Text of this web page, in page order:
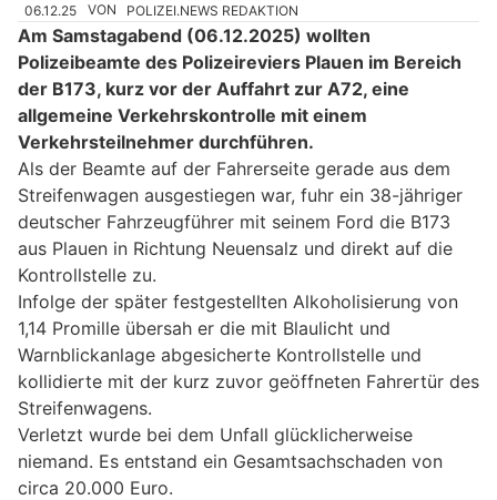
06.12.25 VON POLIZEI.NEWS REDAKTION
Am Samstagabend (06.12.2025) wollten
Polizeibeamte des Polizeireviers Plauen im Bereich
der B173, kurz vor der Auffahrt zur A72, eine
allgemeine Verkehrskontrolle mit einem
Verkehrsteilnehmer durchführen.
Als der Beamte auf der Fahrerseite gerade aus dem
Streifenwagen ausgestiegen war, fuhr ein 38-jähriger
deutscher Fahrzeugführer mit seinem Ford die B173
aus Plauen in Richtung Neuensalz und direkt auf die
Kontrollstelle zu.
Infolge der später festgestellten Alkoholisierung von
1,14 Promille übersah er die mit Blaulicht und
Warnblickanlage abgesicherte Kontrollstelle und
kollidierte mit der kurz zuvor geöffneten Fahrertür des
Streifenwagens.
Verletzt wurde bei dem Unfall glücklicherweise
niemand. Es entstand ein Gesamtsachschaden von
circa 20.000 Euro.